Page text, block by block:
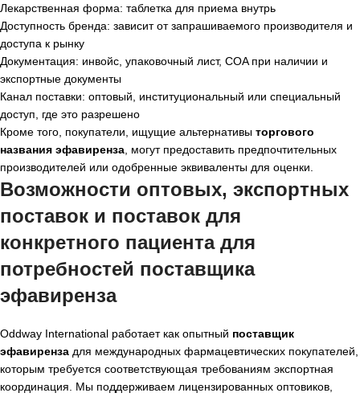
Лекарственная форма: таблетка для приема внутрь
Доступность бренда: зависит от запрашиваемого производителя и
доступа к рынку
Документация: инвойс, упаковочный лист, COA при наличии и
экспортные документы
Канал поставки: оптовый, институциональный или специальный
доступ, где это разрешено
Кроме того, покупатели, ищущие альтернативы торгового
названия эфавиренза , могут предоставить предпочтительных
производителей или одобренные эквиваленты для оценки.
Возможности оптовых, экспортных
поставок и поставок для
конкретного пациента для
потребностей поставщика
эфавиренза
Oddway International работает как опытный поставщик
эфавиренза для международных фармацевтических покупателей,
которым требуется соответствующая требованиям экспортная
координация. Мы поддерживаем лицензированных оптовиков,